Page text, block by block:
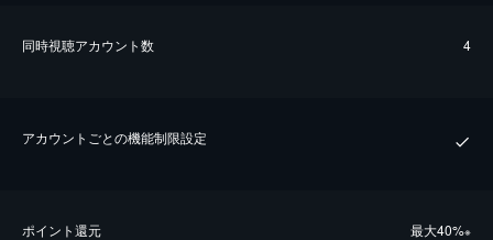
同時視聴アカウント数 4
アカウントごとの機能制限設定
ポイント還元 最⼤40%※